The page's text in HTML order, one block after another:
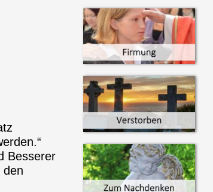
Besserer
den